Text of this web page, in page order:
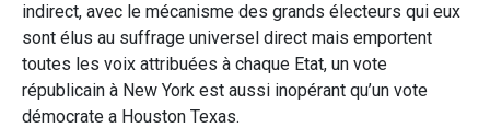
indirect, avec le mécanisme des grands électeurs qui eux
sont élus au suffrage universel direct mais emportent
toutes les voix attribuées à chaque Etat, un vote
républicain à New York est aussi inopérant qu’un vote
démocrate a Houston Texas.